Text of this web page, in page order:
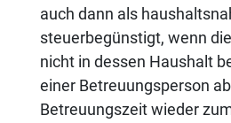
auch dann als
steuerbegünstigt, wenn
nicht in dessen Haushalt
einer Betreuungsperson
Betreuungszeit wieder